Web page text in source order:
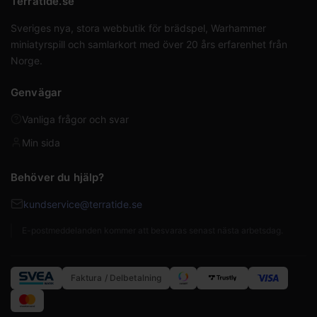
Sveriges nya, stora webbutik för brädspel, Warhammer
miniatyrspill och samlarkort med över 20 års erfarenhet från
Norge.
Genvägar
Vanliga frågor och svar
Min sida
Behöver du hjälp?
kundservice@terratide.se
Faktura / Delbetalning